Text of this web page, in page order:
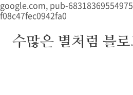
google.com, pub-
f08c47fec0942fa0
본문 바로가기
수많은 별처럼 블